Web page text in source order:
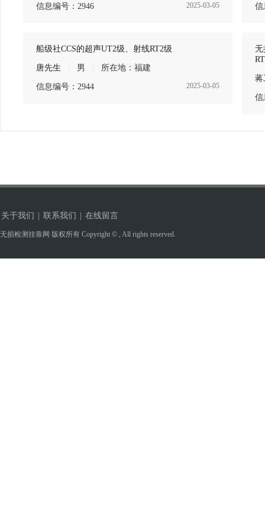
2025-03-05
信息编号：2946 信
船级社CCS的超声UT2级、射线RT2级
唐先生 男 所在地：福建
2025-03-05
信息编号：2944
无
蒋
信
关于我们 联系我们 在线留言
无损检测挂靠网 版权所有 Copyright © , All rights reserved.